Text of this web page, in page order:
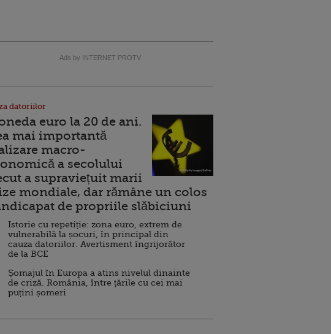
Ads by INTERNET PROTV
datoriilor
euro la 20 de ani.
mai importantă
macro-
a secolului
a supraviețuit marii
mondiale, dar rămâne un colos
de propriile slăbiciuni
Istorie cu repetiție: zona euro, extrem de
vulnerabilă la șocuri, în principal din
cauza datoriilor. Avertisment îngrijorător
de la BCE
Șomajul în Europa a atins nivelul dinainte
de criză. România, între țările cu cei mai
puțini șomeri